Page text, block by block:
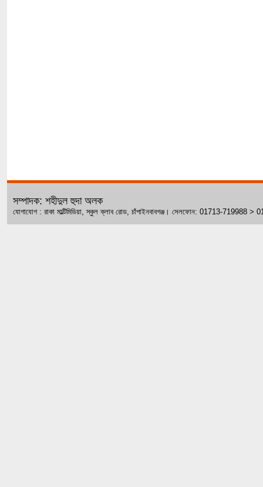
সম্পাদক: শহীদুল হুদা অলক
যোগাযোগ : রাকা মাল্টিমিডিয়া, স্কুল ক্লাব রোড, চাঁপাইনবাবগঞ্জ। সেলফোন: 01713-